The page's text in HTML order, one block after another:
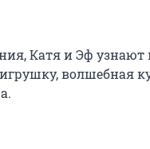
Катя и Эф
волшебная